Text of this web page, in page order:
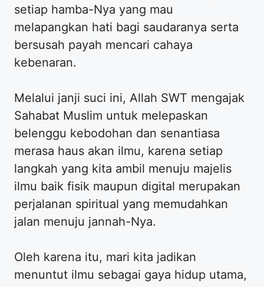
setiap hamba-Nya yang mau
melapangkan hati bagi saudaranya serta
bersusah payah mencari cahaya
kebenaran.
Melalui janji suci ini, Allah SWT mengajak
Sahabat Muslim untuk melepaskan
belenggu kebodohan dan senantiasa
merasa haus akan ilmu, karena setiap
langkah yang kita ambil menuju majelis
ilmu baik fisik maupun digital merupakan
perjalanan spiritual yang memudahkan
jalan menuju jannah-Nya.
Oleh karena itu, mari kita jadikan
menuntut ilmu sebagai gaya hidup utama,